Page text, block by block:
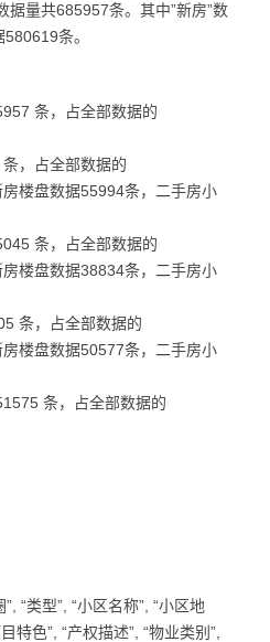
量共685957条。其中”新房”数
条。
条，占全部数据的
，占全部数据的
楼盘数据55994条，二手房小
条，占全部数据的
楼盘数据38834条，二手房小
条，占全部数据的
楼盘数据50577条，二手房小
条，占全部数据的
”, “类型”, “小区名称”, “小区地
特色”, “产权描述”, “物业类别”,